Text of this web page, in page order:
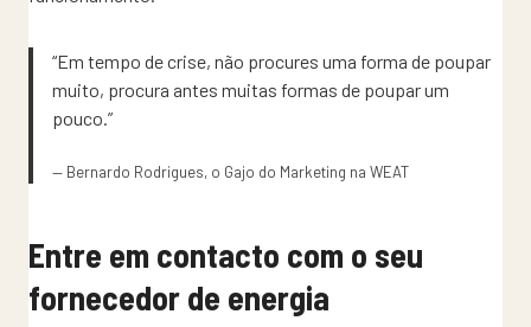
“Em tempo de crise, não procures uma forma de poupar
muito, procura antes muitas formas de poupar um
pouco.”
— Bernardo Rodrigues, o Gajo do Marketing na WEAT
Entre em contacto com o seu
fornecedor de energia